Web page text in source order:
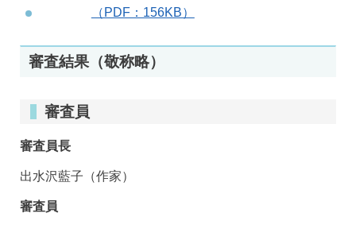
（PDF：156KB）
審査結果（敬称略）
審査員
審査員長
出水沢藍子（作家）
審査員